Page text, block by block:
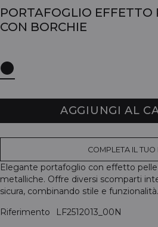
PORTAFOGLIO EFFETTO
CON BORCHIE
AGGIUNGI AL
COMPLETA IL
Elegante portafoglio con effetto
metalliche. Offre diversi scomparti
sicura, combinando stile e funzionalità.
Riferimento
LF2512013_00N